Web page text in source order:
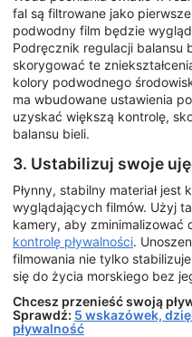
fal są filtrowane jako
podwodny film będzie
Podręcznik regulacji balansu
skorygować te
kolory podwodnego
ma wbudowane ustawienia
uzyskać większą kontrolę,
balansu bieli.
3. Ustabilizuj swoje
Płynny, stabilny materiał jest
wyglądających filmów. Użyj
kamery, aby zminimalizować
kontrolę pływalności.
filmowania nie tylko
się do życia morskiego bez
Chcesz przenieść swoją
Sprawdź: 5 wskazówek,
pływalność